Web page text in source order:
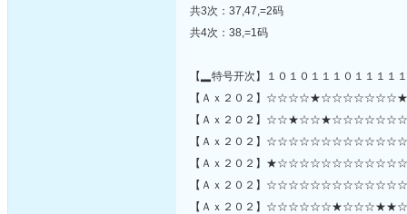
共3次：37,47,=2码
共4次：38,=1码
【▂特号开次】１０１０１１１０１１１１
【Ａｘ２０２】
【Ａｘ２０２】
【Ａｘ２０２】
【Ａｘ２０２】
【Ａｘ２０２】
【Ａｘ２０２】